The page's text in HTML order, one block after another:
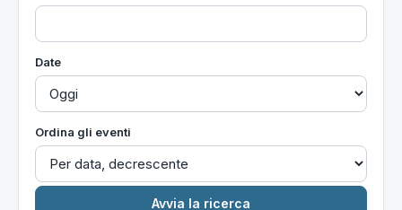
Date
Ordina gli eventi